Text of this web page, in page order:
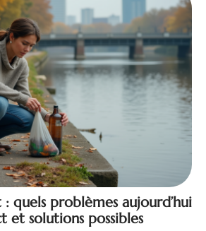
quels problèmes aujourd’hui
et solutions possibles